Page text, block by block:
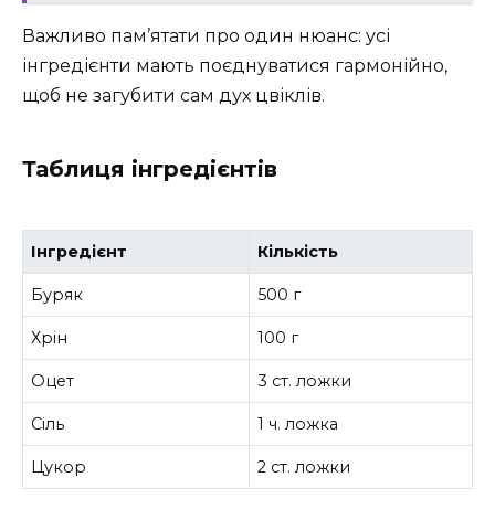
Важливо пам’ятати про один нюанс: усі
інгредієнти мають поєднуватися гармонійно,
щоб не загубити сам дух цвіклів.
Таблиця інгредієнтів
Інгредієнт Кількість
Буряк 500 г
Хрін 100 г
Оцет 3 ст. ложки
Сіль 1 ч. ложка
Цукор 2 ст. ложки